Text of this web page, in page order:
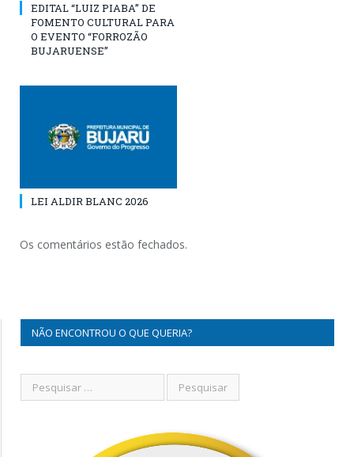
EDITAL “LUIZ PIABA” DE
FOMENTO CULTURAL PARA
O EVENTO “FORROZÃO
BUJARUENSE”
LEI ALDIR BLANC 2026
Os comentários estão fechados.
NÃO ENCONTROU O QUE QUERIA?